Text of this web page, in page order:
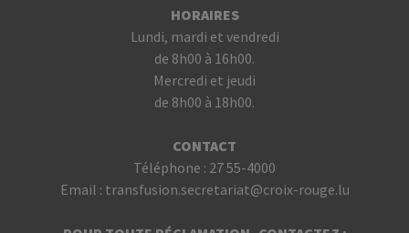
HORAIRES
Lundi, mardi et vendredi
de 8h00 à 16h00.
Mercredi et jeudi
de 8h00 à 18h00.
CONTACT
Téléphone : 27 55-4000
Email : transfusion.secretariat@croix-rouge.lu